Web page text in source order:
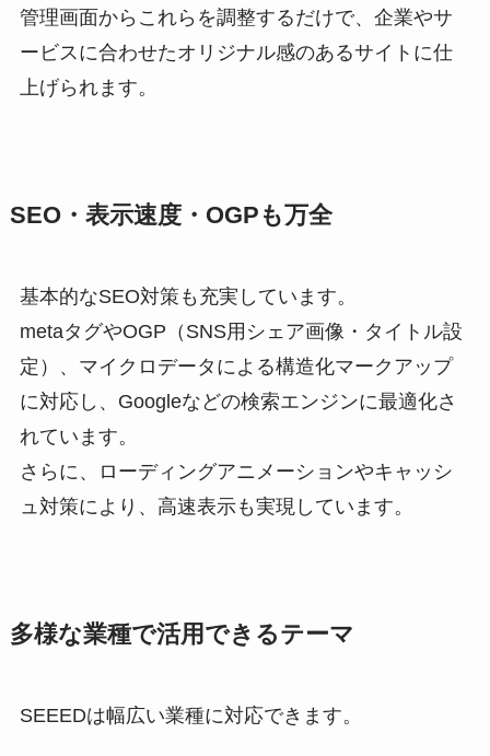
管理画面からこれらを調整するだけで、企業やサ
ービスに合わせたオリジナル感のあるサイトに仕
上げられます。
SEO・表示速度・OGPも万全
基本的なSEO対策も充実しています。
metaタグやOGP（SNS用シェア画像・タイトル設
定）、マイクロデータによる構造化マークアップ
に対応し、Googleなどの検索エンジンに最適化さ
れています。
さらに、ローディングアニメーションやキャッシ
ュ対策により、高速表示も実現しています。
多様な業種で活用できるテーマ
SEEEDは幅広い業種に対応できます。